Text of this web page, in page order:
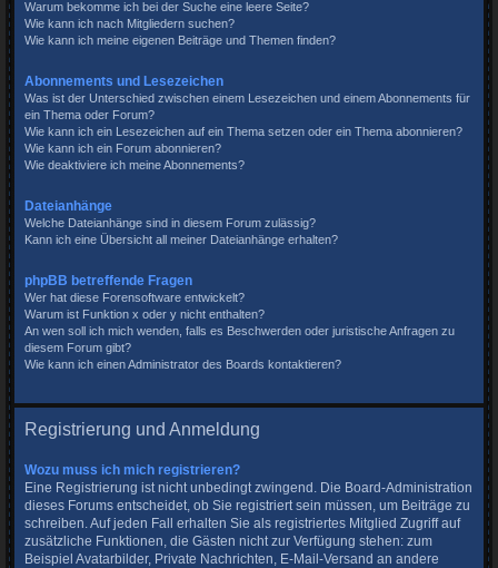
Warum bekomme ich bei der Suche eine leere Seite?
Wie kann ich nach Mitgliedern suchen?
Wie kann ich meine eigenen Beiträge und Themen finden?
Abonnements und Lesezeichen
Was ist der Unterschied zwischen einem Lesezeichen und einem Abonnements für
ein Thema oder Forum?
Wie kann ich ein Lesezeichen auf ein Thema setzen oder ein Thema abonnieren?
Wie kann ich ein Forum abonnieren?
Wie deaktiviere ich meine Abonnements?
Dateianhänge
Welche Dateianhänge sind in diesem Forum zulässig?
Kann ich eine Übersicht all meiner Dateianhänge erhalten?
phpBB betreffende Fragen
Wer hat diese Forensoftware entwickelt?
Warum ist Funktion x oder y nicht enthalten?
An wen soll ich mich wenden, falls es Beschwerden oder juristische Anfragen zu
diesem Forum gibt?
Wie kann ich einen Administrator des Boards kontaktieren?
Registrierung und Anmeldung
Wozu muss ich mich registrieren?
Eine Registrierung ist nicht unbedingt zwingend. Die Board-Administration
dieses Forums entscheidet, ob Sie registriert sein müssen, um Beiträge zu
schreiben. Auf jeden Fall erhalten Sie als registriertes Mitglied Zugriff auf
zusätzliche Funktionen, die Gästen nicht zur Verfügung stehen: zum
Beispiel Avatarbilder, Private Nachrichten, E-Mail-Versand an andere